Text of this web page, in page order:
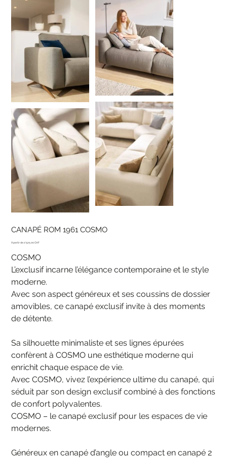
CANAPÉ ROM 1961 COSMO
Prix 2'525.00 CHF
COSMO
L’exclusif incarne l’élégance contemporaine et le style
moderne.
Avec son aspect généreux et ses coussins de dossier
amovibles, ce canapé exclusif invite à des moments
de détente.
Sa silhouette minimaliste et ses lignes épurées
confèrent à COSMO une esthétique moderne qui
enrichit chaque espace de vie.
Avec COSMO, vivez l’expérience ultime du canapé, qui
séduit par son design exclusif combiné à des fonctions
de confort polyvalentes.
COSMO – le canapé exclusif pour les espaces de vie
modernes.
Généreux en canapé d’angle ou compact en canapé 2